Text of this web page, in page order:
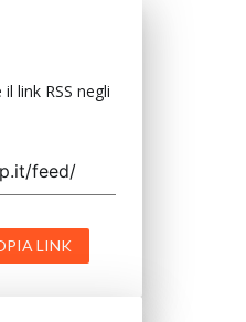
link RSS negli
LINK